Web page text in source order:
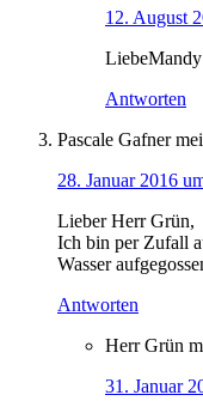
12. August
Antworten
Pascale Gafner
28. Januar 2016
Lieber Herr Grün,
Ich bin per Zufall
Wasser
Antworten
Herr Grün
31. Januar